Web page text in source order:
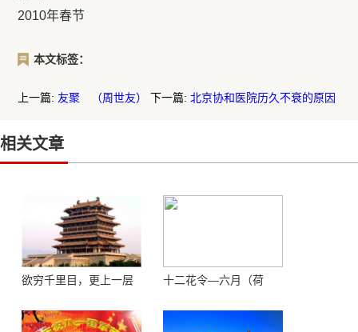
2010年春节
本文标签：
上一篇: 友聚 （周世友） 下一篇:北京协和医院历久不衰的原因
相关文章
欲穷千里目，更上一层
十二花令—六月（荷